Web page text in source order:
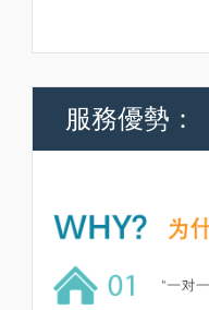
服務優勢：